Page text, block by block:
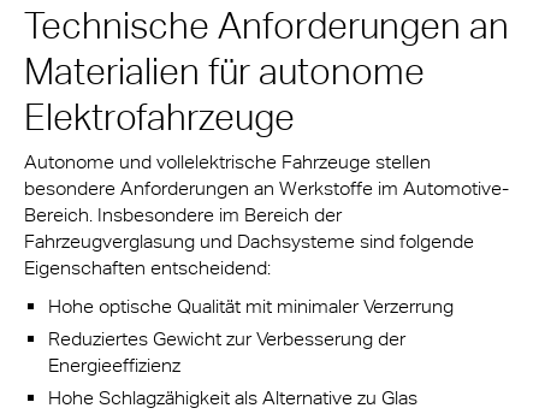
Technische Anforderungen an
Materialien für autonome
Elektrofahrzeuge
Autonome und vollelektrische Fahrzeuge stellen
besondere Anforderungen an Werkstoffe im Automotive-
Bereich. Insbesondere im Bereich der
Fahrzeugverglasung und Dachsysteme sind folgende
Eigenschaften entscheidend:
Hohe optische Qualität mit minimaler Verzerrung
Reduziertes Gewicht zur Verbesserung der
Energieeffizienz
Hohe Schlagzähigkeit als Alternative zu Glas